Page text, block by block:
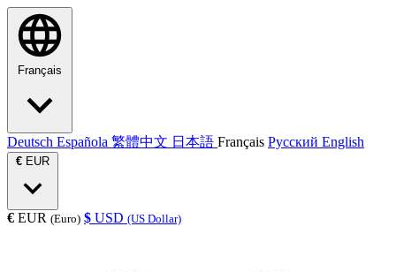
Français
Deutsch Española 繁體中文 日本語 Français Русский English
€ EUR
€ EUR (Euro) $ USD (US Dollar)